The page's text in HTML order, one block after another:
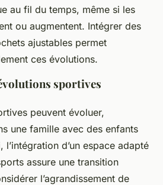
au fil du temps, même si les
ou augmentent. Intégrer des
ajustables permet
ces évolutions.
sportives
peuvent évoluer,
une famille avec des enfants
l’intégration d’un espace adapté
assure une transition
l’agrandissement de